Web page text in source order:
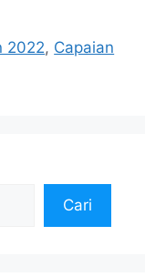
2022, Capaian
Cari